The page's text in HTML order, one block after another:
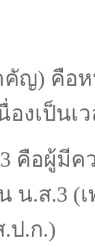
คัญ) คือ
องเป็นเ
คือผู้มีค
น.ส.3 (
ป.ก.)